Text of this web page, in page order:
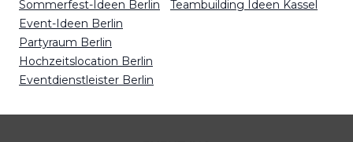
Sommerfest-Ideen Berlin
Event-Ideen Berlin
Partyraum Berlin
Hochzeitslocation Berlin
Eventdienstleister Berlin
Teambuilding Ideen Kassel